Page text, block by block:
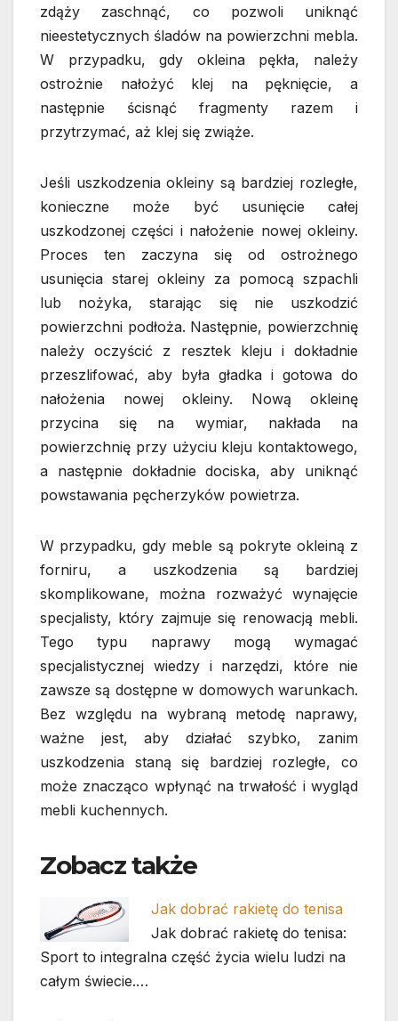
zdąży zaschnąć, co pozwoli uniknąć
nieestetycznych śladów na powierzchni mebla.
W przypadku, gdy okleina pękła, należy
ostrożnie nałożyć klej na pęknięcie, a
następnie ścisnąć fragmenty razem i
przytrzymać, aż klej się zwiąże.
Jeśli uszkodzenia okleiny są bardziej rozległe,
konieczne może być usunięcie całej
uszkodzonej części i nałożenie nowej okleiny.
Proces ten zaczyna się od ostrożnego
usunięcia starej okleiny za pomocą szpachli
lub nożyka, starając się nie uszkodzić
powierzchni podłoża. Następnie, powierzchnię
należy oczyścić z resztek kleju i dokładnie
przeszlifować, aby była gładka i gotowa do
nałożenia nowej okleiny. Nową okleinę
przycina się na wymiar, nakłada na
powierzchnię przy użyciu kleju kontaktowego,
a następnie dokładnie dociska, aby uniknąć
powstawania pęcherzyków powietrza.
W przypadku, gdy meble są pokryte okleiną z
forniru, a uszkodzenia są bardziej
skomplikowane, można rozważyć wynajęcie
specjalisty, który zajmuje się renowacją mebli.
Tego typu naprawy mogą wymagać
specjalistycznej wiedzy i narzędzi, które nie
zawsze są dostępne w domowych warunkach.
Bez względu na wybraną metodę naprawy,
ważne jest, aby działać szybko, zanim
uszkodzenia staną się bardziej rozległe, co
może znacząco wpłynąć na trwałość i wygląd
mebli kuchennych.
Zobacz także
Jak dobrać rakietę do tenisa
Jak dobrać rakietę do tenisa:
Sport to integralna część życia wielu ludzi na
całym świecie.…